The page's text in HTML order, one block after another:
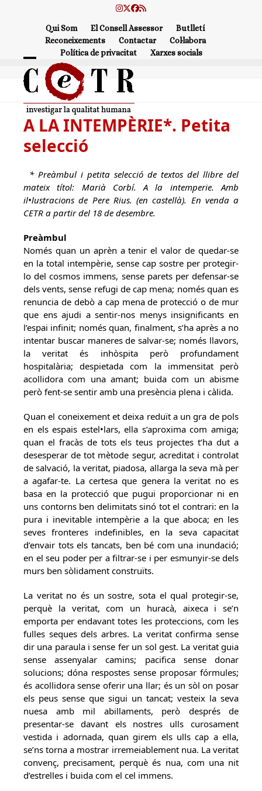
Instagram
Twitter
Facebook
RSS
Qui Som El Consell Assessor
Butlletí
Reconeixements
Contactar
Col·labora
Política de privacitat
Xarxes socials
Open
mobile
menu
Close
mobile
menu
A LA INTEMPÈRIE*. Petita
selecció
* Preàmbul i petita selecció de textos del llibre del
mateix títol: Marià Corbí. A la intemperie. Amb
il•lustracions de Pere Rius. (en castellà). En venda a
CETR a partir del 18 de desembre.
Preàmbul
Només quan un aprèn a tenir el valor de quedar-se
en la total intempèrie, sense cap sostre per protegir-
lo del cosmos immens, sense parets per defensar-se
dels vents, sense refugi de cap mena; només quan es
renuncia de debò a cap mena de protecció o de mur
que ens ajudi a sentir-nos menys insignificants en
l’espai infinit; només quan, finalment, s’ha après a no
intentar buscar maneres de salvar-se; només llavors,
la veritat és inhòspita però profundament
hospitalària; despietada com la immensitat però
acollidora com una amant; buida com un abisme
però fent-se sentir amb una presència plena i càlida.
Quan el coneixement et deixa reduït a un gra de pols
en els espais estel•lars, ella s’aproxima com amiga;
quan el fracàs de tots els teus projectes t’ha dut a
desesperar de tot mètode segur, acreditat i controlat
de salvació, la veritat, piadosa, allarga la seva mà per
a agafar-te. La certesa que genera la veritat no es
basa en la protecció que pugui proporcionar ni en
uns contorns ben delimitats sinó tot el contrari: en la
pura i inevitable intempèrie a la que aboca; en les
seves fronteres indefinibles, en la seva capacitat
d’envair tots els tancats, ben bé com una inundació;
en el seu poder per a filtrar-se i per esmunyir-se dels
murs ben sòlidament construïts.
La veritat no és un sostre, sota el qual protegir-se,
perquè la veritat, com un huracà, aixeca i se’n
emporta per endavant totes les proteccions, com les
fulles seques dels arbres. La veritat confirma sense
dir una paraula i sense fer un sol gest. La veritat guia
sense assenyalar camins; pacifica sense donar
solucions; dóna respostes sense proposar fórmules;
és acollidora sense oferir una llar; és un sòl on posar
els peus sense que sigui un tancat; vesteix la seva
nuesa amb mil abillaments, però després de
presentar-se davant els nostres ulls curosament
vestida i adornada, quan girem els ulls cap a ella,
se’ns torna a mostrar irremeiablement nua. La veritat
convenç, precisament, perquè és nua, com una nit
d’estrelles i buida com el cel immens.